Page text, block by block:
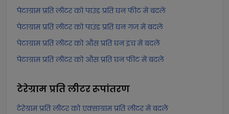
पेटाग्राम प्रति लीटर को पाउंड प्रति घन फीट में बदलें
पेटाग्राम प्रति लीटर को पाउंड प्रति घन गज में बदलें
पेटाग्राम प्रति लीटर को औंस प्रति घन इंच में बदलें
पेटाग्राम प्रति लीटर को औंस प्रति घन फीट में बदलें
टेरेग्राम प्रति लीटररूपांतरण
टेरेग्राम प्रति लीटर को एक्साग्राम प्रति लीटर में बदलें